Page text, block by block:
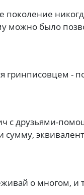
поколение
можно было
гринписовцем -
с друзьями-
сумму,
о многом, и